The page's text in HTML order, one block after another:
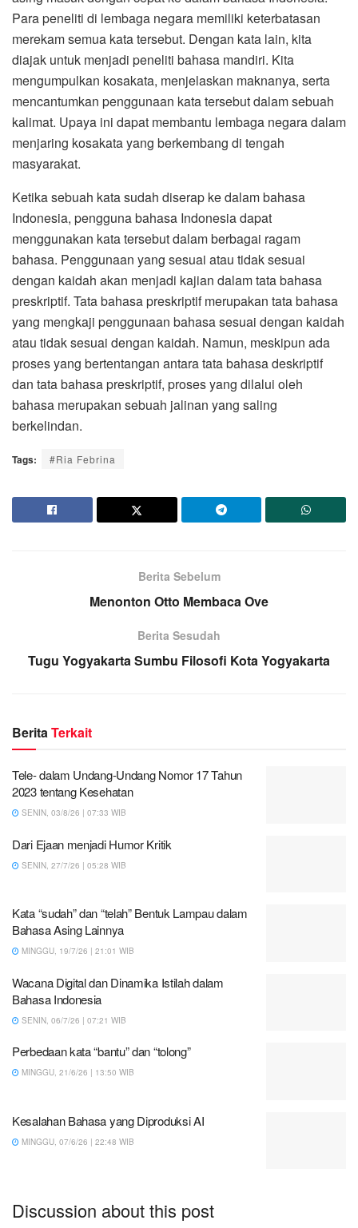
Para peneliti di lembaga negara memiliki keterbatasan
merekam semua kata tersebut. Dengan kata lain, kita
diajak untuk menjadi peneliti bahasa mandiri. Kita
mengumpulkan kosakata, menjelaskan maknanya, serta
mencantumkan penggunaan kata tersebut dalam sebuah
kalimat. Upaya ini dapat membantu lembaga negara dalam
menjaring kosakata yang berkembang di tengah
masyarakat.
Ketika sebuah kata sudah diserap ke dalam bahasa
Indonesia, pengguna bahasa Indonesia dapat
menggunakan kata tersebut dalam berbagai ragam
bahasa. Penggunaan yang sesuai atau tidak sesuai
dengan kaidah akan menjadi kajian dalam tata bahasa
preskriptif. Tata bahasa preskriptif merupakan tata bahasa
yang mengkaji penggunaan bahasa sesuai dengan kaidah
atau tidak sesuai dengan kaidah. Namun, meskipun ada
proses yang bertentangan antara tata bahasa deskriptif
dan tata bahasa preskriptif, proses yang dilalui oleh
bahasa merupakan sebuah jalinan yang saling
berkelindan.
Tags: #Ria Febrina
Berita Sebelum
Menonton Otto Membaca Ove
Berita Sesudah
Tugu Yogyakarta Sumbu Filosofi Kota Yogyakarta
BeritaTerkait
Tele- dalam Undang-Undang Nomor 17 Tahun
2023 tentang Kesehatan
SENIN, 03/8/26 | 07:33 WIB
Dari Ejaan menjadi Humor Kritik
SENIN, 27/7/26 | 05:28 WIB
Kata “sudah” dan “telah” Bentuk Lampau dalam
Bahasa Asing Lainnya
MINGGU, 19/7/26 | 21:01 WIB
Wacana Digital dan Dinamika Istilah dalam
Bahasa Indonesia
SENIN, 06/7/26 | 07:21 WIB
Perbedaan kata “bantu” dan “tolong”
MINGGU, 21/6/26 | 13:50 WIB
Kesalahan Bahasa yang Diproduksi AI
MINGGU, 07/6/26 | 22:48 WIB
Discussion about this post